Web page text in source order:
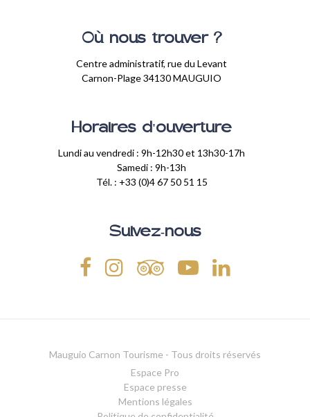
Où nous trouver ?
Centre administratif, rue du Levant
Carnon-Plage 34130 MAUGUIO
Horaires d'ouverture
Lundi au vendredi : 9h-12h30 et 13h30-17h
Samedi : 9h-13h
Tél. : +33 (0)4 67 50 51 15
Suivez-nous
Mauguio Carnon Tourisme - Tous droits réservés
Espace Pro
Espace presse
Mentions légales